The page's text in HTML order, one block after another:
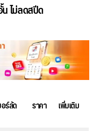
น ไม่ลดสปีด
ร์ลัด ราคา เพิ่มเติม